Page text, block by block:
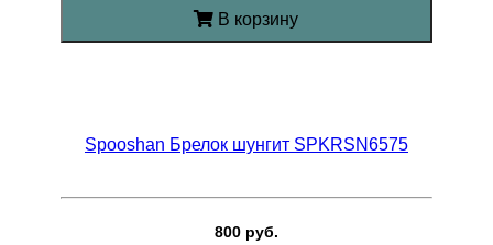
В корзину
Spooshan Брелок шунгит SPKRSN6575
800 руб.